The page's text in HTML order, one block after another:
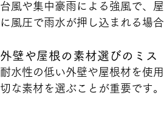
台風や集中豪雨による強風で、
に風圧で雨水が押し込まれる場
外壁や屋根の素材選びのミス
耐水性の低い外壁や屋根材を使
切な素材を選ぶことが重要です。